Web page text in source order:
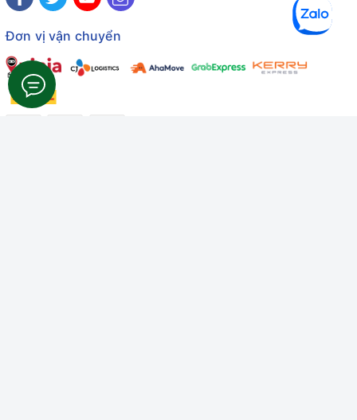
Đơn vị vận chuyển